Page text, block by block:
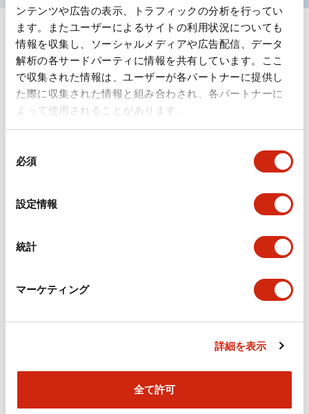
ンテンツや広告の表示、トラフィックの分析を行ってい
ます。またユーザーによるサイトの利用状況についても
情報を収集し、ソーシャルメディアや広告配信、データ
解析の各サードパーティに情報を共有しています。ここ
で収集された情報は、ユーザーが各パートナーに提供し
た際に収集された情報と組み合わされ、各パートナーに
よって使用されることがあります。
必須
設定情報
統計
マーケティング
詳細を表示
全て許可
4 を表示 フィルター
UZ6形ブザー
UZ6形ブザーフリッカユニット（断続
UZ6形ブザーブザーユニット（連続
音）はんだづけ端子 DC24V UZ6-12
UZ6形ブザー UZ6形ブザー